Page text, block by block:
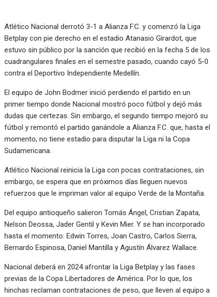
Atlético Nacional derrotó 3-1 a Alianza F.C. y comenzó la Liga
Betplay con pie derecho en el estadio Atanasio Girardot, que
estuvo sin público por la sanción que recibió en la fecha 5 de los
cuadrangulares finales en el semestre pasado, cuando cayó 5-0
contra el Deportivo Independiente Medellín.
El equipo de John Bodmer inició perdiendo el partido en un
primer tiempo donde Nacional mostró poco fútbol y dejó más
dudas que certezas. Sin embargo, el segundo tiempo mejoró su
fútbol y remontó el partido ganándole a Alianza F.C. que, hasta el
momento, no tiene estadio para disputar la Liga ni la Copa
Sudamericana.
Atlético Nacional reinicia la Liga con pocas contrataciones, sin
embargo, se espera que en próximos días lleguen nuevos
refuerzos que le impriman valor al equipo Verde de la Montaña.
Del equipo antioqueño salieron Tomás Ángel, Cristian Zapata,
Nelson Deossa, Jader Gentil y Kevin Mier. Y se han incorporado
hasta el momento: Edwin Torres, Joan Castro, Carlos Sierra,
Bernardo Espinosa, Daniel Mantilla y Agustín Álvarez Wallace.
Nacional deberá en 2024 afrontar la Liga Betplay y las fases
previas de la Copa Libertadores de América. Por lo que, los
hinchas reclaman contrataciones de peso, que lleven al equipo a